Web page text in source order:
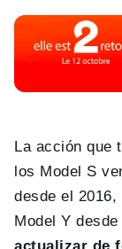
La acción que
los Model S
desde el
Model Y